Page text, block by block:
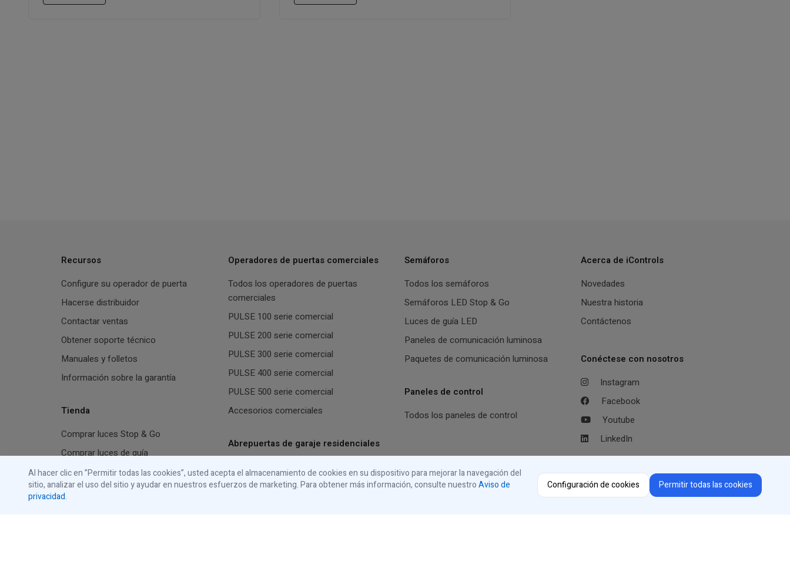
Recursos
Configure su operador de puerta
Hacerse distribuidor
Contactar ventas
Obtener soporte técnico
Manuales y folletos
Información sobre la garantía
Tienda
Comprar luces Stop & Go
Comprar luces de guía
Comprar paneles de comunicación
Comprar paquetes de comunicación
Operadores de puertas comerciales
Todos los operadores de puertas
comerciales
PULSE 100 serie comercial
PULSE 200 serie comercial
PULSE 300 serie comercial
PULSE 400 serie comercial
PULSE 500 serie comercial
Accesorios comerciales
Abrepuertas de garaje residenciales
Todos los abrepuertas de garaje
Accesorios residenciales
Semáforos
Todos los semáforos
Semáforos LED Stop & Go
Luces de guía LED
Paneles de comunicación luminosa
Paquetes de comunicación luminosa
Paneles de control
Todos los paneles de control
Acerca de iControls
Novedades
Nuestra historia
Contáctenos
Conéctese con nosotros
Instagram
Facebook
Youtube
LinkedIn
Selector de región
Cambiar de país o idioma
Al hacer clic en ”Permitir todas las cookies”, usted acepta el almacenamiento de cookies en su dispositivo para mejorar la navegación del
sitio, analizar el uso del sitio y ayudar en nuestros esfuerzos de marketing. Para obtener más información, consulte nuestroAviso de
privacidad.
Configuración de cookies Permitir todas las cookies